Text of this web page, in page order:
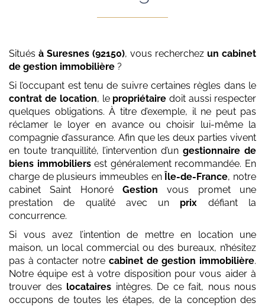
Situés à Suresnes (92150), vous recherchez un cabinet
de gestion immobilière ?
Si l’occupant est tenu de suivre certaines règles dans le
contrat de location, le propriétaire doit aussi respecter
quelques obligations. À titre d’exemple, il ne peut pas
réclamer le loyer en avance ou choisir lui-même la
compagnie d’assurance. Afin que les deux parties vivent
en toute tranquillité, l’intervention d’ungestionnaire de
biens immobiliersest généralement recommandée. En
charge de plusieurs immeubles en Île-de-France, notre
cabinet Saint Honoré Gestion vous promet une
prestation de qualité avec un prix défiant la
concurrence.
Si vous avez l’intention de mettre en location une
maison, un local commercial ou des bureaux, n’hésitez
pas à contacter notre cabinet de gestion immobilière.
Notre équipe est à votre disposition pour vous aider à
trouver des locataires intègres. De ce fait, nous nous
occupons de toutes les étapes, de la conception des